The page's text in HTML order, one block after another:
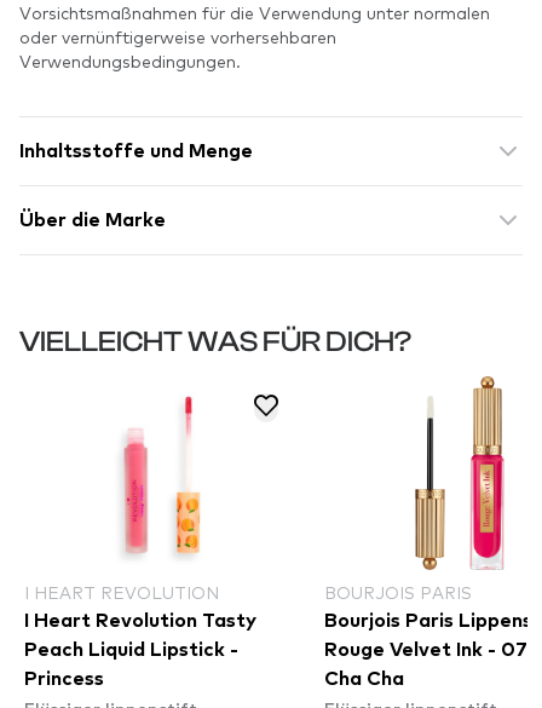
Vorsichtsmaßnahmen für die Verwendung unter normalen
oder vernünftigerweise vorhersehbaren
Verwendungsbedingungen.
Inhaltsstoffe und Menge
Über die Marke
VIELLEICHT WAS FÜR DICH?
I HEART REVOLUTION
I Heart Revolution Tasty
Peach Liquid Lipstick -
Princess
BOURJOIS PARIS
Bourjois Paris
Rouge Velvet Ink - 07
Cha Cha